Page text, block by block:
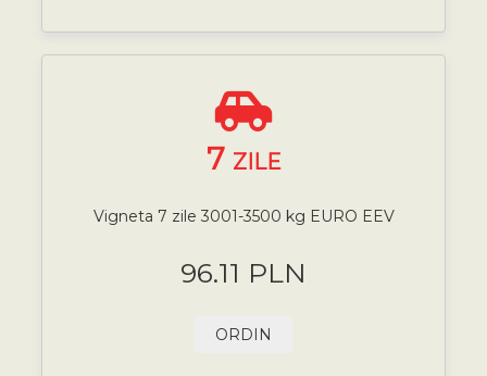
7 ZILE
Vigneta 7 zile 3001-3500 kg EURO EEV
96.11 PLN
ORDIN